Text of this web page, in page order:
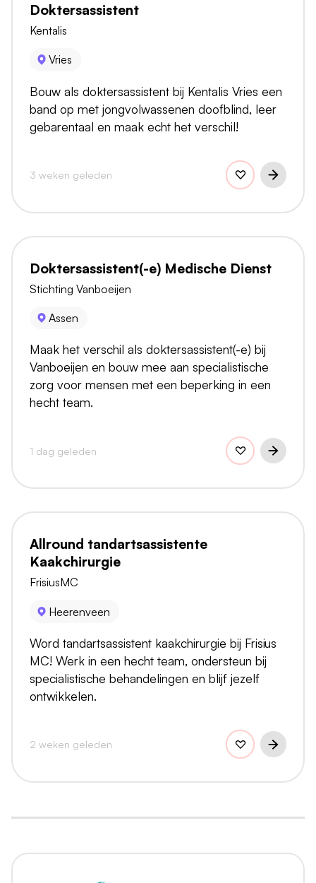
Doktersassistent
Kentalis
Vries
Bouw als doktersassistent bij Kentalis Vries een
band op met jongvolwassenen doofblind, leer
gebarentaal en maak echt het verschil!
3 weken geleden
Doktersassistent(-e) Medische Dienst
Stichting Vanboeijen
Assen
Maak het verschil als doktersassistent(-e) bij
Vanboeijen en bouw mee aan specialistische
zorg voor mensen met een beperking in een
hecht team.
1 dag geleden
Allround tandartsassistente
Kaakchirurgie
FrisiusMC
Heerenveen
Word tandartsassistent kaakchirurgie bij Frisius
MC! Werk in een hecht team, ondersteun bij
specialistische behandelingen en blijf jezelf
ontwikkelen.
2 weken geleden